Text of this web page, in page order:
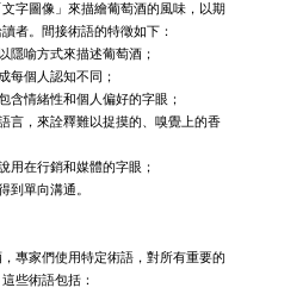
字圖像」來描繪葡萄酒的風味，以期
者。間接術語的特徵如下：
隱喻方式來描述葡萄酒；
每個人認知不同；
含情緒性和個人偏好的字眼；
言，來詮釋難以捉摸的、嗅覺上的香
用在行銷和媒體的字眼；
到單向溝通。
專家們使用特定術語，對所有重要的
些術語包括：